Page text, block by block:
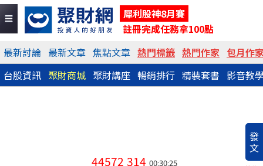
犀利股神8月賽
註冊完成任務拿100點
最新討論 最新文章 焦點文章 熱門標籤 熱門作家 包月作
台股資訊 聚財商城 聚財講座 暢銷排行 精裝套書 影音教
發
文
44572 314 00:30:25